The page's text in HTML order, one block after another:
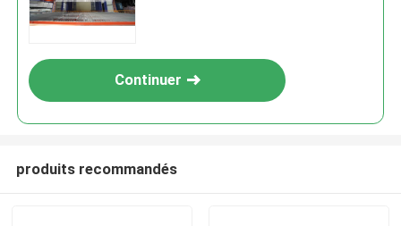
Continuer
produits recommandés